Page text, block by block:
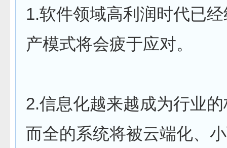
1.软件领域高利润时代已
产模式将会疲于应对。
2.信息化越来越成为行业
而全的系统将被云端化、